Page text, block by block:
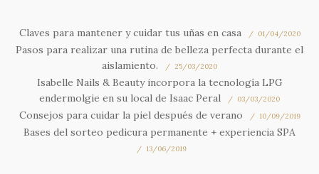
Claves para mantener y cuidar tus uñas en casa 01/04/2020
Pasos para realizar una rutina de belleza perfecta durante el
aislamiento.
25/03/2020
Isabelle Nails & Beauty incorpora la tecnología LPG
endermolgie en su local de Isaac Peral
03/03/2020
Consejos para cuidar la piel después de verano 10/09/2019
Bases del sorteo pedicura permanente + experiencia SPA
13/06/2019